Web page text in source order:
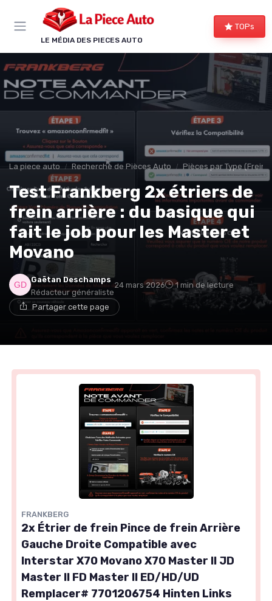
LE MÉDIA DES PIECES AUTO
TOPs
La piece auto Recherche de Pièces Auto Pièces par Type
Test Frankberg 2x étriers de
frein arrière : du basique qui
fait le job pour les Master et
Movano
Gaëtan Deschamps
Rédacteur généraliste
24 mars 2026 1 min de lecture
Partager cette page
FRANKBERG
2x Étrier de frein Pince de frein Arrière
Gauche Droite Compatible avec
Interstar X70 Movano X70 Master II JD
Master II FD Master II ED/HD/UD
Remplacer# 7701206754 Hinten Links
Panneau de gestion des cookies